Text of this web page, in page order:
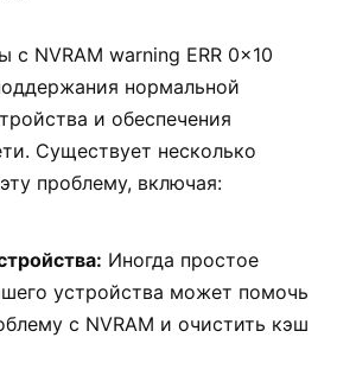
с NVRAM warning ERR 0x10
нормальной
и обеспечения
Существует несколько
проблему, включая:
Иногда простое
устройства может помочь
с NVRAM и очистить кэш